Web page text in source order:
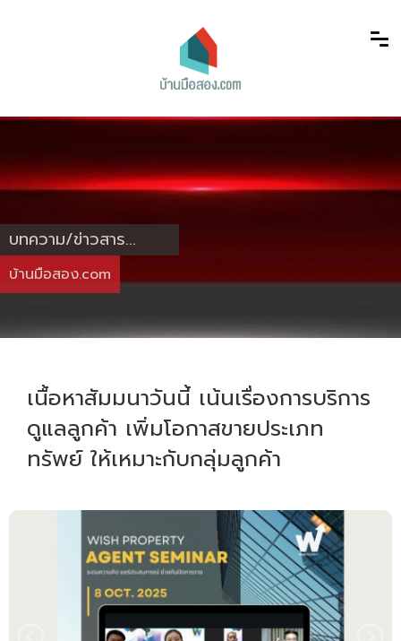
บทความ/ข่าวสาร...
บ้านมือสอง.com
เนื้อหาสัมมนาวันนี้ เน้นเรื่องการบริการ
ดูแลลูกค้า เพิ่มโอกาสขายประเภท
ทรัพย์ ให้เหมาะกับกลุ่มลูกค้า